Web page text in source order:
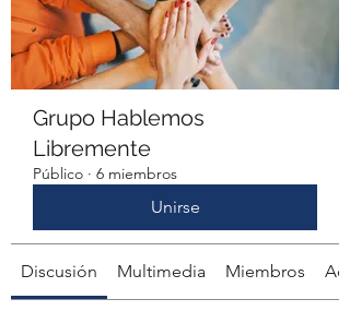
Grupo Hablemos
Libremente
Público · 6 miembros
Unirse
Discusión Multimedia Miembros